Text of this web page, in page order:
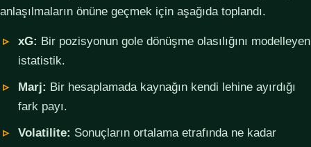
anlaşılmaların önüne geçmek için aşağıda toplandı.
xG: Bir pozisyonun gole dönüşme olasılığını modelleyen
istatistik.
Marj: Bir hesaplamada kaynağın kendi lehine ayırdığı
fark payı.
Volatilite: Sonuçların ortalama etrafında ne kadar